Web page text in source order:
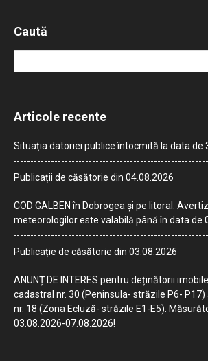
Caută
Articole recente
Situația datoriei publice întocmită la data de
Publicații de căsătorie din 04.08.2026
COD GALBEN în Dobrogea și pe litoral.
meteorologilor este valabilă până în data de
Publicație de căsătorie din 03.08.2026
ANUNȚ DE INTERES pentru deținătorii
cadastral nr. 30 (Peninsula- străzile P6- P17)
nr. 18 (Zona Ecluză- străzile E1-E5).
03.08.2026-07.08.2026!